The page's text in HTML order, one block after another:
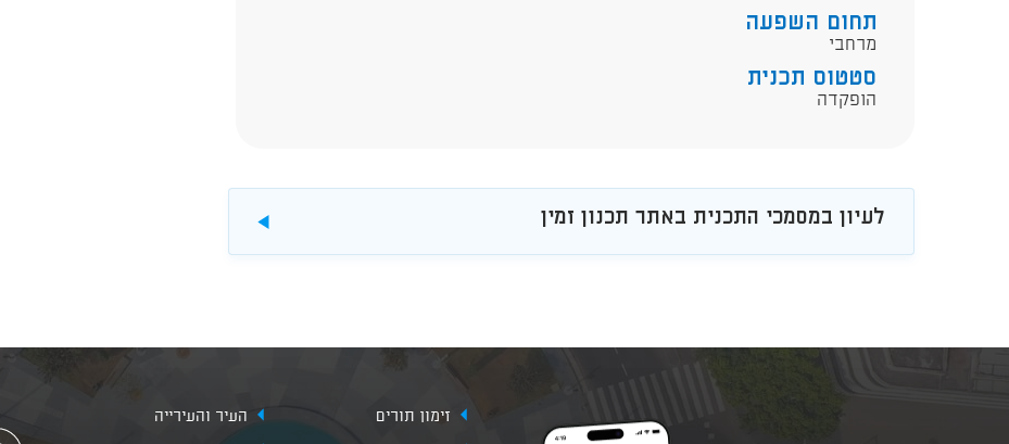
תחום השפעה
מרחבי
סטטוס תכנית
הופקדה
לעיון במסמכי התכנית באתר תכנון זמין להורדה
זימון תורים
העיר והעירייה